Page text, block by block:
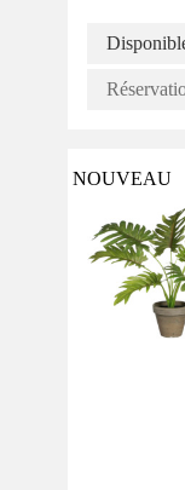
NOUVEAU